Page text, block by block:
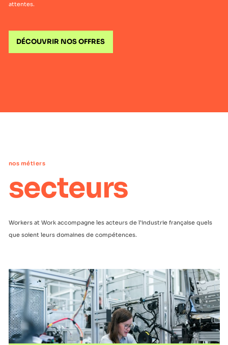
attentes.
DÉCOUVRIR NOS OFFRES
nos métiers
secteurs
Workers at Work accompagne les acteurs de l’industrie française quels
que soient leurs domaines de compétences.